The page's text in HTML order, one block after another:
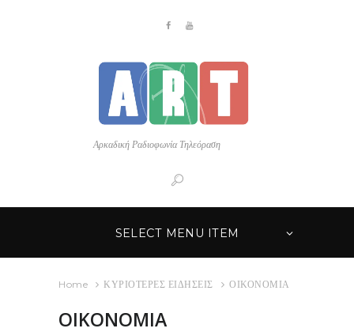
Αρκαδική Ραδιοφωνία Τηλεόραση
SELECT MENU ITEM
Home ΚΥΡΙΟΤΕΡΕΣ ΕΙΔΗΣΕΙΣ ΟΙΚΟΝΟΜΙΑ
ΟΙΚΟΝΟΜΙΑ